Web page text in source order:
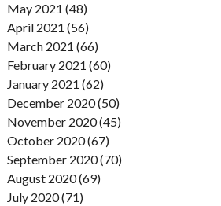
May 2021 (48)
April 2021 (56)
March 2021 (66)
February 2021 (60)
January 2021 (62)
December 2020 (50)
November 2020 (45)
October 2020 (67)
September 2020 (70)
August 2020 (69)
July 2020 (71)